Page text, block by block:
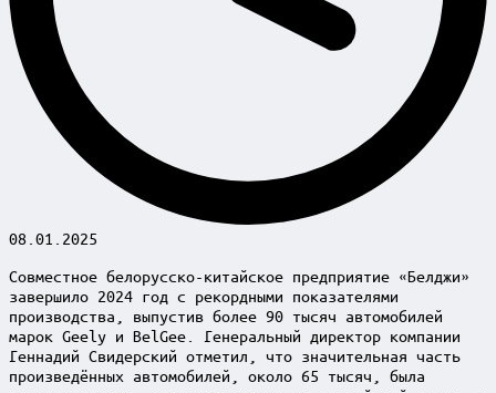
08.01.2025
Совместное белорусско-китайское предприятие «Белджи»
завершило 2024 год с рекордными показателями
производства, выпустив более 90 тысяч автомобилей
марок Geely и BelGee. Генеральный директор компании
Геннадий Свидерский отметил, что значительная часть
произведённых автомобилей, около 65 тысяч, была